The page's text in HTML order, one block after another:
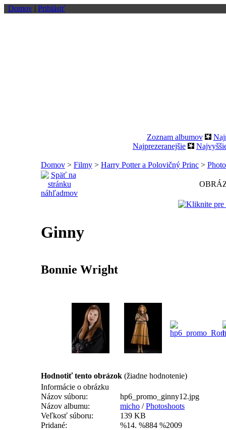
Domov | Prihlásiť
Zoznam albumov
Najprezeranejšie
Domov > Filmy > Harry Potter a Polovičný Princ >
Ginny
Bonnie Wright
Hodnotiť tento obrázok (žiadne hodnotenie)
Informácie o obrázku
Názov súboru:
hp6_promo_ginny12.jpg
Názov albumu:
micho /Photoshoots
Veľkosť súboru:
139 KB
Pridané:
%14. %884 %2009